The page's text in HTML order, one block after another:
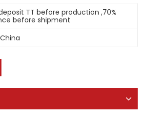
TT before production ,70%
before shipment
China